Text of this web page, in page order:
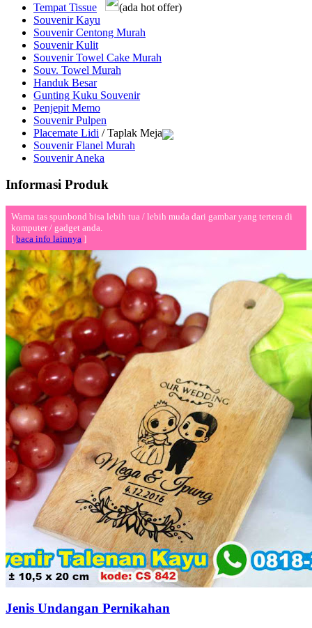
Tempat Tissue
(ada hot offer)
Souvenir Kayu
Souvenir Centong Murah
Souvenir Kulit
Souvenir Towel Cake Murah
Souv. Towel Murah
Handuk Besar
Gunting Kuku Souvenir
Penjepit Memo
Souvenir Pulpen
Placemate Lidi / Taplak Meja
Souvenir Flanel Murah
Souvenir Aneka
Informasi Produk
Warna tas spunbond bisa lebih tua / lebih muda dari gambar yang tertera di
komputer / gadget anda.
[ baca info lainnya ]
Jenis Undangan Pernikahan